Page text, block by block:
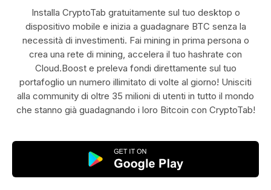
Installa CryptoTab gratuitamente sul tuo desktop o
dispositivo mobile e inizia a guadagnare BTC senza la
necessità di investimenti. Fai mining in prima persona o
crea una rete di mining, accelera il tuo hashrate con
Cloud.Boost e preleva fondi direttamente sul tuo
portafoglio un numero illimitato di volte al giorno! Unisciti
alla community di oltre 35 milioni di utenti in tutto il mondo
che stanno già guadagnando i loro Bitcoin con CryptoTab!